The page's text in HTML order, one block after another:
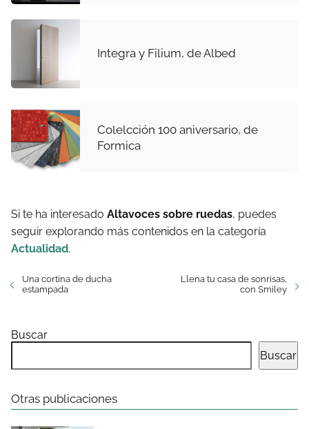
Integra y Filium, de Albed
Colelcción 100 aniversario, de
Formica
Si te ha interesado Altavoces sobre ruedas, puedes
seguir explorando más contenidos en la categoría
Actualidad.
Una cortina de ducha
estampada
Llena tu casa de sonrisas,
con Smiley
Buscar
Buscar
Otras publicaciones